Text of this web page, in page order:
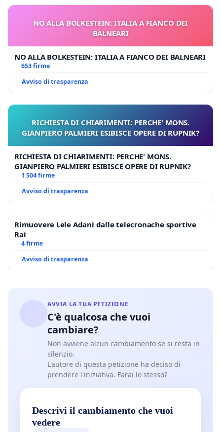
NO ALLA BOLKESTEIN: ITALIA A FIANCO DEI
BALNEARI
NO ALLA BOLKESTEIN: ITALIA A FIANCO DEI BALNEARI
653 firme
Avviso di trasparenza
RICHIESTA DI CHIARIMENTI: PERCHE' MONS.
GIANPIERO PALMIERI ESIBISCE OPERE DI RUPNIK?
RICHIESTA DI CHIARIMENTI: PERCHE' MONS.
GIANPIERO PALMIERI ESIBISCE OPERE DI RUPNIK?
1 504 firme
Avviso di trasparenza
Rimuovere Lele Adani dalle telecronache sportive
Rai
4 firme
Avviso di trasparenza
AVVIA LA TUA PETIZIONE
C'è qualcosa che vuoi
cambiare?
Non avviene alcun cambiamento se si resta in
silenzio.
L'autore di questa petizione ha deciso di
prendere l'iniziativa. Farai lo stesso?
Descrivi il cambiamento che vuoi
vedere